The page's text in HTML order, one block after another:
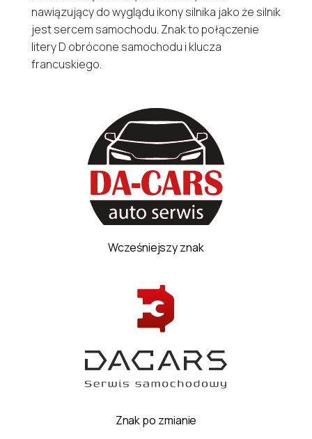
nawiązujący do wyglądu ikony silnika jako że silnik
jest sercem samochodu. Znak to połączenie
litery D obrócone samochodu i klucza
francuskiego.
Wcześniejszy znak
Znak po zmianie